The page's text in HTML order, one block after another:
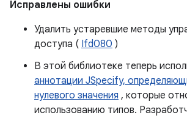
Исправлены ошибки
Удалить устаревшие методы
доступа ( Ifd080 )
В этой библиотеке теперь
аннотации JSpecify,
нулевого значения , которые
использованию типов.